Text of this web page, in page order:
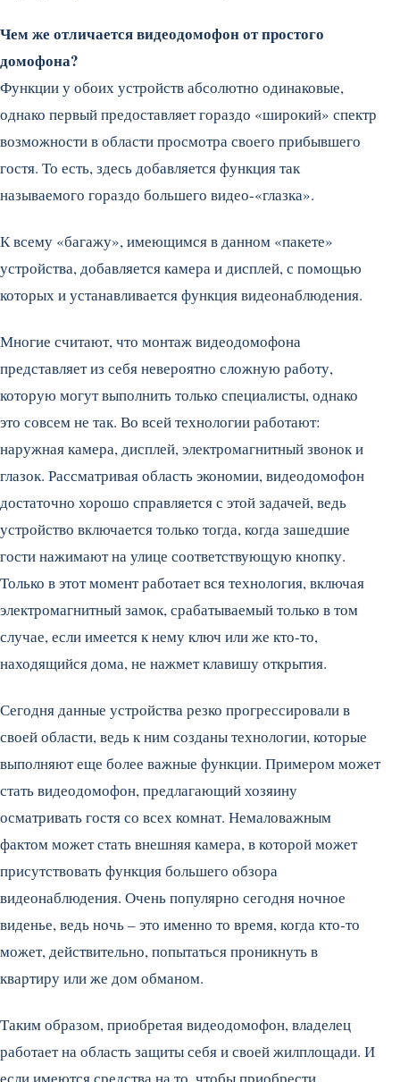
Чем же отличается видеодомофон от простого
домофона?
Функции у обоих устройств абсолютно одинаковые,
однако первый предоставляет гораздо «широкий» спектр
возможности в области просмотра своего прибывшего
гостя. То есть, здесь добавляется функция так
называемого гораздо большего видео-«глазка».
К всему «багажу», имеющимся в данном «пакете»
устройства, добавляется камера и дисплей, с помощью
которых и устанавливается функция видеонаблюдения.
Многие считают, что монтаж видеодомофона
представляет из себя невероятно сложную работу,
которую могут выполнить только специалисты, однако
это совсем не так. Во всей технологии работают:
наружная камера, дисплей, электромагнитный звонок и
глазок. Рассматривая область экономии, видеодомофон
достаточно хорошо справляется с этой задачей, ведь
устройство включается только тогда, когда зашедшие
гости нажимают на улице соответствующую кнопку.
Только в этот момент работает вся технология, включая
электромагнитный замок, срабатываемый только в том
случае, если имеется к нему ключ или же кто-то,
находящийся дома, не нажмет клавишу открытия.
Сегодня данные устройства резко прогрессировали в
своей области, ведь к ним созданы технологии, которые
выполняют еще более важные функции. Примером может
стать видеодомофон, предлагающий хозяину
осматривать гостя со всех комнат. Немаловажным
фактом может стать внешняя камера, в которой может
присутствовать функция большего обзора
видеонаблюдения. Очень популярно сегодня ночное
виденье, ведь ночь – это именно то время, когда кто-то
может, действительно, попытаться проникнуть в
квартиру или же дом обманом.
Таким образом, приобретая видеодомофон, владелец
работает на область защиты себя и своей жилплощади. И
если имеются средства на то, чтобы приобрести